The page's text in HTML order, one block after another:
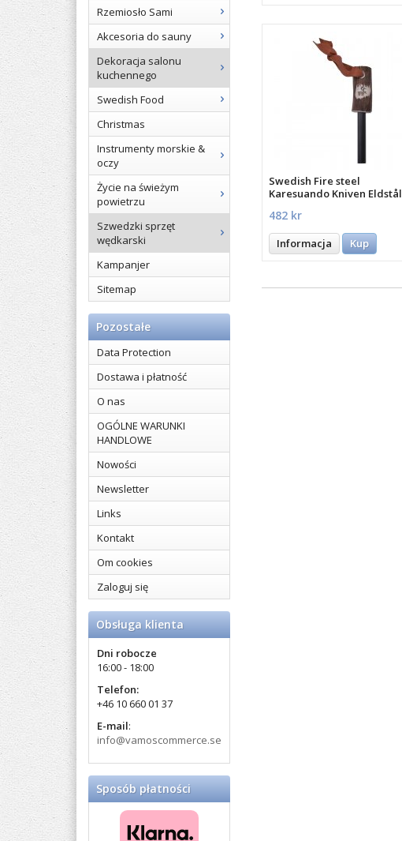
Rzemiosło Sami
Akcesoria do sauny
Dekoracja salonu
kuchennego
Swedish Food
Christmas
Instrumenty morskie &
oczy
Życie na świeżym
powietrzu
Szwedzki sprzęt
wędkarski
Kampanjer
Sitemap
Pozostałe
Data Protection
Dostawa i płatność
O nas
OGÓLNE WARUNKI
HANDLOWE
Nowości
Newsletter
Links
Kontakt
Om cookies
Zaloguj się
Obsługa klienta
Dni robocze
16:00 - 18:00
Telefon:
+46 10 660 01 37
E-mail:
info@vamoscommerce.se
Sposób płatności
Swedish Fire steel
Karesuando Kniven Eldstål
482 kr
Informacja Kup